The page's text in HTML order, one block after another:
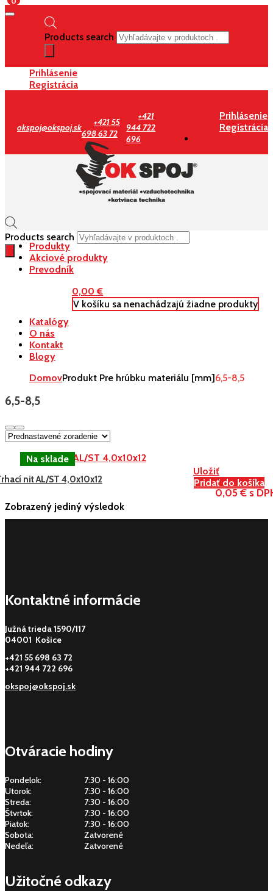
Products search
Prihlásenie
Registrácia
okspoj@okspoj.sk
+421 55
698 63 72
+421
944 722
696
Prihlásenie
Registrácia
Products search
0,00€
V košíku sa nenachádzajú žiadne produkty
Produkty
Akciové produkty
Prevodník
Katalógy
O nás
Kontakt
Blogy
DomovProdukt Pre hrúbku materiálu [mm]6,5-8,5
6,5-8,5
Uložiť
Pridať do košíka
nit AL/ST 4,0x10x12
0,05 € s
Zobrazený jediný výsledok
Kontaktné informácie
Južná trieda 1590/117
04001 Košice
+421 55 698 63 72
+421 944 722 696
okspoj@okspoj.sk
Otváracie hodiny
Pondelok:
7:30 - 16:00
Utorok:
7:30 - 16:00
Streda:
7:30 - 16:00
Štvrtok:
7:30 - 16:00
Piatok:
7:30 - 16:00
Sobota:
Zatvorené
Nedeľa:
Zatvorené
Užitočné odkazy